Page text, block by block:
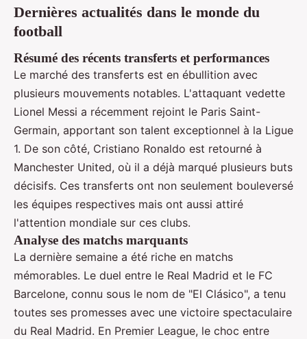
Dernières actualités dans le monde du
football
Résumé des récents transferts et performances
Le marché des transferts est en ébullition avec
plusieurs mouvements notables. L'attaquant vedette
Lionel Messi a récemment rejoint le Paris Saint-
Germain, apportant son talent exceptionnel à la Ligue
1. De son côté, Cristiano Ronaldo est retourné à
Manchester United, où il a déjà marqué plusieurs buts
décisifs. Ces transferts ont non seulement bouleversé
les équipes respectives mais ont aussi attiré
l'attention mondiale sur ces clubs.
Analyse des matchs marquants
La dernière semaine a été riche en matchs
mémorables. Le duel entre le Real Madrid et le FC
Barcelone, connu sous le nom de "El Clásico", a tenu
toutes ses promesses avec une victoire spectaculaire
du Real Madrid. En Premier League, le choc entre